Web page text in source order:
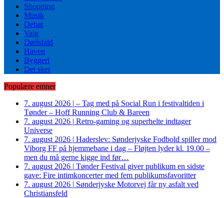
Shopping
Musik
Debat
Valg
Dødsfald
Haven
Byggeri
Det sker
Populære emner
7. august 2026 | – Tag med på Social Run i festivaltiden i
Tønder – Hoff Running Club & Bareen
7. august 2026 | Retro-gaming og superhelte indtager
Universe
7. august 2026 | Haderslev: Sønderjyske Fodbold spiller mod
Viborg FF på hjemmebane i dag – Fløjten lyder kl. 19.00 –
men du må gerne kigge ind før…
7. august 2026 | Tønder Festival giver publikum en sidste
gave: Fire intimkoncerter med fem publikumsfavoritter
7. august 2026 | Sønderjyske Motorvej får ny asfalt ved
Christiansfeld